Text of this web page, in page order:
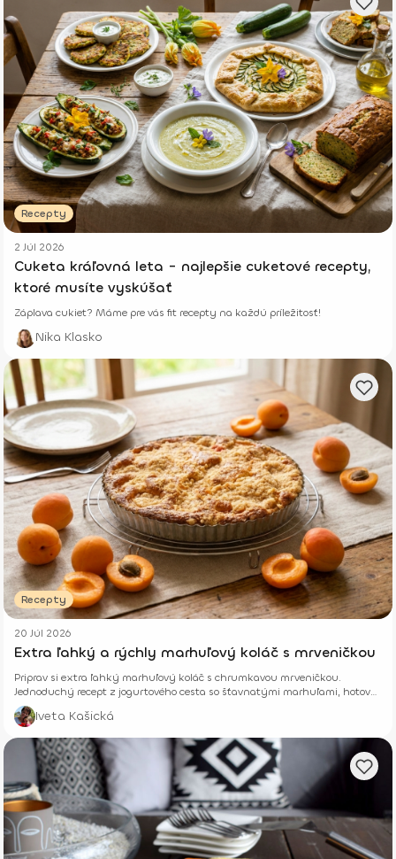
Recepty
2 Júl 2026
Cuketa kráľovná leta - najlepšie cuketové recepty,
ktoré musíte vyskúšať
Záplava cukiet? Máme pre vás fit recepty na každú príležitosť!
Nika Klasko
Recepty
20 Júl 2026
Extra ľahký a rýchly marhuľový koláč s mrveničkou
Priprav si extra ľahký marhuľový koláč s chrumkavou mrveničkou.
Jednoduchý recept z jogurtového cesta so šťavnatými marhuľami, hotový
z pár surovín.
Iveta Kašická